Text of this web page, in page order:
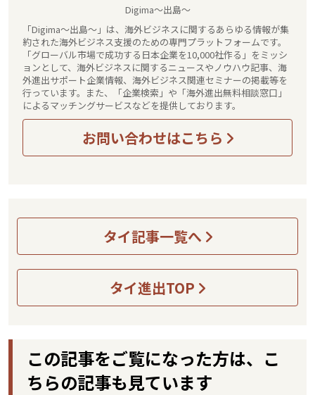
Digima～出島～
「Digima～出島～」は、海外ビジネスに関するあらゆる情報が集
約された海外ビジネス支援のための専門プラットフォームです。
「グローバル市場で成功する日本企業を10,000社作る」をミッシ
ョンとして、海外ビジネスに関するニュースやノウハウ記事、海
外進出サポート企業情報、海外ビジネス関連セミナーの掲載等を
行っています。また、「企業検索」や「海外進出無料相談窓口」
によるマッチングサービスなどを提供しております。
お問い合わせはこちら
タイ記事一覧へ
タイ進出TOP
この記事をご覧になった方は、こ
ちらの記事も見ています